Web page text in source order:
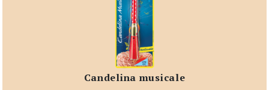
candelina musicale